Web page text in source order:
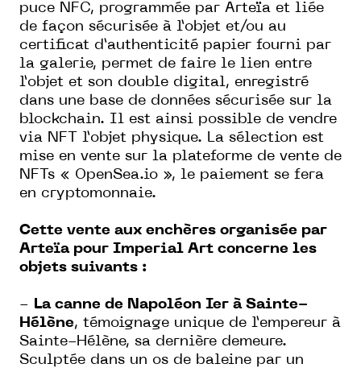
puce NFC, programmée par Arteïa et liée
de façon sécurisée à l’objet et/ou au
certificat d’authenticité papier fourni par
la galerie, permet de faire le lien entre
l’objet et son double digital, enregistré
dans une base de données sécurisée sur la
blockchain. Il est ainsi possible de vendre
via NFT l’objet physique. La sélection est
mise en vente sur la plateforme de vente de
NFTs « OpenSea.io », le paiement se fera
en cryptomonnaie.
Cette vente aux enchères organisée par
Arteïa pour Imperial Art concerne les
objets suivants :
- La canne de Napoléon Ier à Sainte-
Hélène, témoignage unique de l’empereur à
Sainte-Hélène, sa dernière demeure.
Sculptée dans un os de baleine par un